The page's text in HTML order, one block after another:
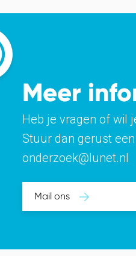
Meer
Heb je vragen of wil
Stuur dan gerust
onderzoek@lunet.nl
Mail ons